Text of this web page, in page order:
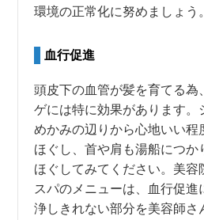
環境の正常化に努めましょう。
血行促進
頭皮下の血管が髪を育てる為
ゲには特に効果があります。
めかみの辺りから心地いい程
ほぐし、首や肩も湯船につか
ほぐしてみてください。美容
スパのメニューは、血行促進
浄しきれない部分を美容師さ